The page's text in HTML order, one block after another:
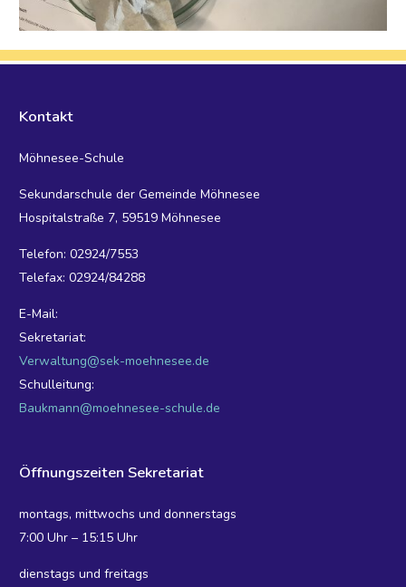
Kontakt
Möhnesee-Schule
Sekundarschule der Gemeinde Möhnesee
Hospitalstraße 7, 59519 Möhnesee
Telefon: 02924/7553
Telefax: 02924/84288
E-Mail:
Sekretariat:
Verwaltung@sek-moehnesee.de
Schulleitung:
Baukmann@moehnesee-schule.de
Öffnungszeiten Sekretariat
montags, mittwochs und donnerstags
7:00 Uhr – 15:15 Uhr
dienstags und freitags